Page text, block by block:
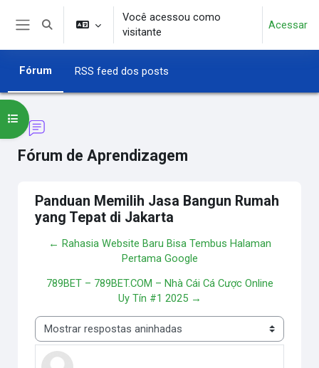
Ir para o conteúdo principal
Alternar entrada de pesquisa
Você acessou como
visitante
Acessar
Fórum RSS feed dos posts
Fórum de Aprendizagem
Abrir índice do curso
Panduan Memilih Jasa Bangun Rumah
yang Tepat di Jakarta
← Rahasia Website Baru Bisa Tembus Halaman
Pertama Google
789BET – 789BET.COM – Nhà Cái Cá Cược Online
Uy Tín #1 2025 →
Modo de visualização